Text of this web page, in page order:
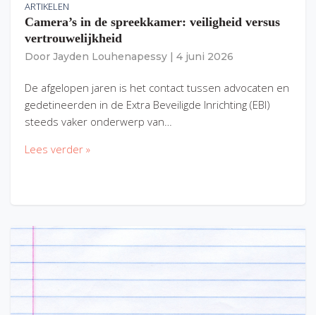
ARTIKELEN
Camera’s in de spreekkamer: veiligheid versus
vertrouwelijkheid
Door Jayden Louhenapessy 4 juni 2026
De afgelopen jaren is het contact tussen advocaten en
gedetineerden in de Extra Beveiligde Inrichting (EBI)
steeds vaker onderwerp van…
Lees verder »